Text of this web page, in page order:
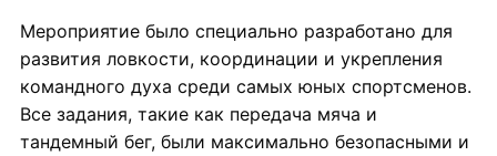
Мероприятие было специально разработано для
развития ловкости, координации и укрепления
командного духа среди самых юных спортсменов.
Все задания, такие как передача мяча и
тандемный бег, были максимально безопасными и